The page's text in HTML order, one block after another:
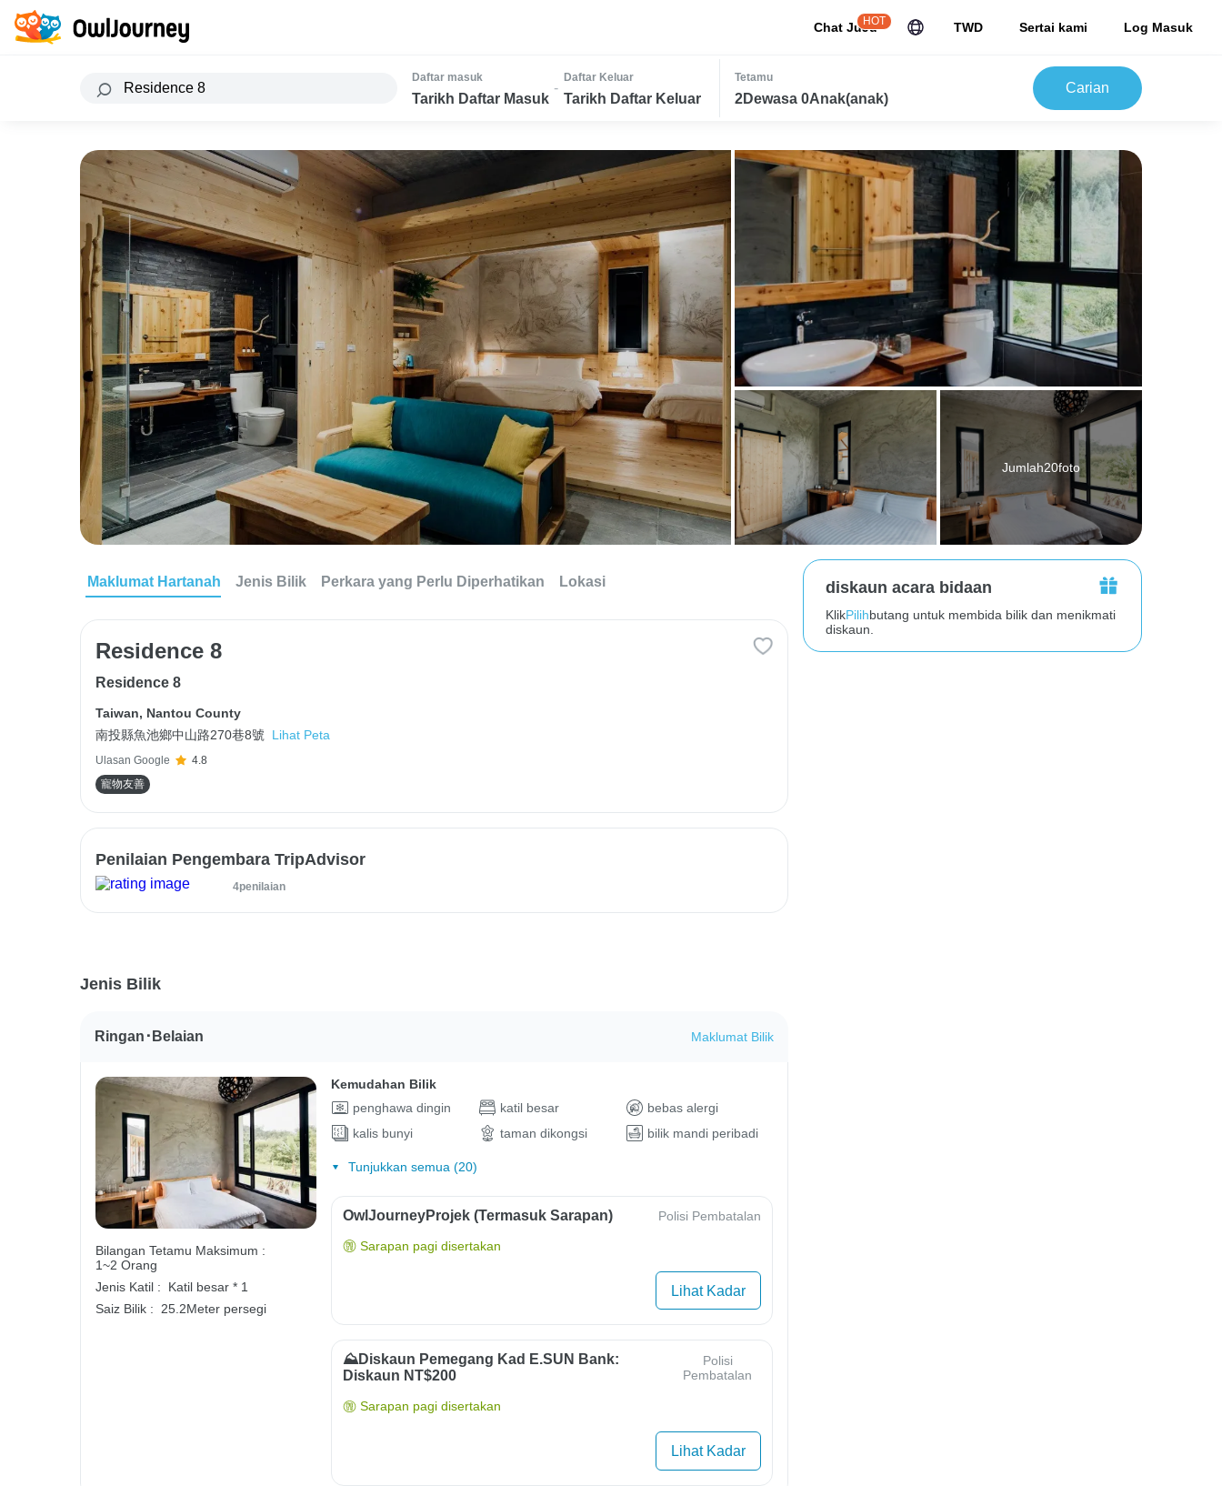
Chat JuJu
HOT TWD Sertai kami Log Masuk
Daftar masuk
Tarikh Daftar Masuk
-
Daftar Keluar
Tarikh Daftar Keluar
Tetamu
2Dewasa 0Anak(anak)
Carian
Jumlah20foto
Maklumat Hartanah Jenis Bilik Perkara yang Perlu Diperhatikan Lokasi
Residence 8
Residence 8
Taiwan, Nantou County
南投縣魚池鄉中山路270巷8號
Lihat Peta
Ulasan Google
4.8
寵物友善
Penilaian Pengembara TripAdvisor
4penilaian
Jenis Bilik
Ringan･Belaian Maklumat Bilik
Bilangan Tetamu Maksimum :
1~2 Orang
Jenis Katil :
Katil besar * 1
Saiz Bilik :
25.2Meter persegi
Kemudahan Bilik
penghawa dingin
katil besar
bebas alergi
kalis bunyi
taman dikongsi bilik mandi peribadi
Tunjukkan semua (20)
OwlJourneyProjek (Termasuk Sarapan) Polisi Pembatalan
Sarapan pagi disertakan
Lihat Kadar
⛰️Diskaun Pemegang Kad E.SUN Bank:
Diskaun NT$200
Polisi
Pembatalan
Sarapan pagi disertakan
Lihat Kadar
diskaun acara bidaan
KlikPilihbutang untuk membida bilik dan menikmati
diskaun.